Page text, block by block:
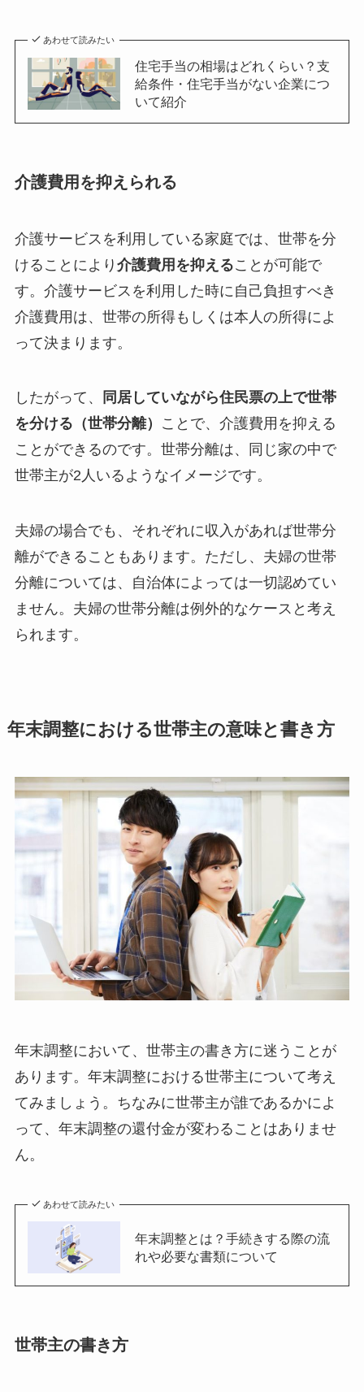
あわせて読みたい
住宅手当の相場はどれくらい？支
給条件・住宅手当がない企業につ
いて紹介
介護費用を抑えられる
介護サービスを利用している家庭では、世帯を分
けることにより 介護費用を抑えることが可能で
す。介護サービスを利用した時に自己負担すべき
介護費用は、世帯の所得もしくは本人の所得によ
って決まります。
したがって、
同居していながら住民票の上で世帯
を分ける（世帯分離）
ことで、介護費用を抑える
ことができるのです。世帯分離は、同じ家の中で
世帯主が2人いるようなイメージです。
夫婦の場合でも、それぞれに収入があれば世帯分
離ができることもあります。ただし、夫婦の世帯
分離については、自治体によっては一切認めてい
ません。夫婦の世帯分離は例外的なケースと考え
られます。
年末調整における世帯主の意味と書き方
年末調整において、世帯主の書き方に迷うことが
あります。年末調整における世帯主について考え
てみましょう。ちなみに世帯主が誰であるかによ
って、年末調整の還付金が変わることはありませ
ん。
あわせて読みたい
年末調整とは？手続きする際の流
れや必要な書類について
世帯主の書き方